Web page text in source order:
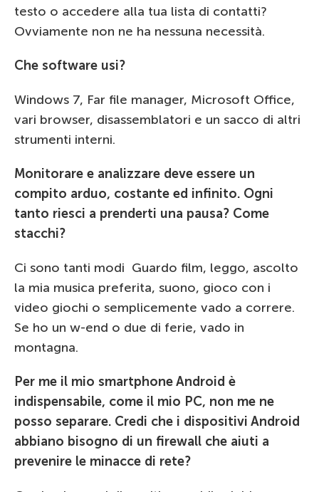
testo o accedere alla tua lista di contatti?
Ovviamente non ne ha nessuna necessità.
Che software usi?
Windows 7, Far file manager, Microsoft Office,
vari browser, disassemblatori e un sacco di altri
strumenti interni.
Monitorare e analizzare deve essere un
compito arduo, costante ed infinito. Ogni
tanto riesci a prenderti una pausa? Come
stacchi?
Ci sono tanti modi Guardo film, leggo, ascolto
la mia musica preferita, suono, gioco con i
video giochi o semplicemente vado a correre.
Se ho un w-end o due di ferie, vado in
montagna.
Per me il mio smartphone Android è
indispensabile, come il mio PC, non me ne
posso separare. Credi che i dispositivi Android
abbiano bisogno di un firewall che aiuti a
prevenire le minacce di rete?